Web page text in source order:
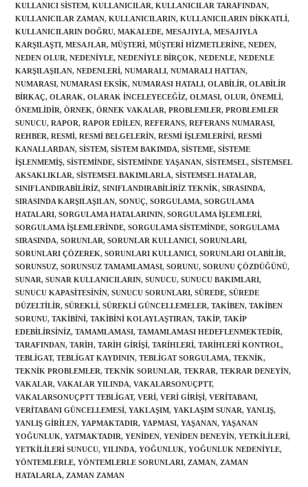
KULLANICI SISTEM, KULLANICILAR, KULLANICILAR TARAFINDAN,
KULLANICILAR ZAMAN, KULLANICILARIN, KULLANICILARIN DIKKATLI,
KULLANICILARIN DOĞRU, MAKALEDE, MESAJIYLA, MESAJIYLA
KARŞILAŞTI, MESAJLAR, MÜŞTERI, MÜŞTERI HIZMETLERINE, NEDEN,
NEDEN OLUR, NEDENIYLE, NEDENIYLE BIRÇOK, NEDENLE, NEDENLE
KARŞILAŞILAN, NEDENLERI, NUMARALI, NUMARALI HATTAN,
NUMARASI, NUMARASI EKSIK, NUMARASI HATALI, OLABILIR, OLABILIR
BIRKAÇ, OLARAK, OLARAK INCELEYECEĞIZ, OLMASI, OLUR, ÖNEMLI,
ÖNEMLIDIR, ÖRNEK, ÖRNEK VAKALAR, PROBLEMLER, PROBLEMLER
SUNUCU, RAPOR, RAPOR EDILEN, REFERANS, REFERANS NUMARASI,
REHBER, RESMI, RESMI BELGELERIN, RESMI IŞLEMLERINI, RESMI
KANALLARDAN, SISTEM, SISTEM BAKIMDA, SISTEME, SISTEME
IŞLENMEMIŞ, SISTEMINDE, SISTEMINDE YAŞANAN, SISTEMSEL, SISTEMSEL
AKSAKLIKLAR, SISTEMSEL BAKIMLARLA, SISTEMSEL HATALAR,
SINIFLANDIRABILIRIZ, SINIFLANDIRABILIRIZ TEKNIK, SIRASINDA,
SIRASINDA KARŞILAŞILAN, SONUÇ, SORGULAMA, SORGULAMA
HATALARI, SORGULAMA HATALARININ, SORGULAMA IŞLEMLERI,
SORGULAMA IŞLEMLERINDE, SORGULAMA SISTEMINDE, SORGULAMA
SIRASINDA, SORUNLAR, SORUNLAR KULLANICI, SORUNLARI,
SORUNLARI ÇÖZEREK, SORUNLARI KULLANICI, SORUNLARI OLABILIR,
SORUNSUZ, SORUNSUZ TAMAMLAMASI, SORUNU, SORUNU ÇÖZDÜĞÜNÜ,
SUNAR, SUNAR KULLANICILARIN, SUNUCU, SUNUCU BAKIMLARI,
SUNUCU KAPASITESININ, SUNUCU SORUNLARI, SÜREDE, SÜREDE
DÜZELTILIR, SÜREKLI, SÜREKLI GÜNCELLEMELER, TAKIBEN, TAKIBEN
SORUNU, TAKIBINI, TAKIBINI KOLAYLAŞTIRAN, TAKIP, TAKIP
EDEBILIRSINIZ, TAMAMLAMASI, TAMAMLAMASI HEDEFLENMEKTEDIR,
TARAFINDAN, TARIH, TARIH GIRIŞI, TARIHLERI, TARIHLERI KONTROL,
TEBLIGAT, TEBLIGAT KAYDININ, TEBLIGAT SORGULAMA, TEKNIK,
TEKNIK PROBLEMLER, TEKNIK SORUNLAR, TEKRAR, TEKRAR DENEYIN,
VAKALAR, VAKALAR YILINDA, VAKALARSONUÇPTT,
VAKALARSONUÇPTT TEBLIGAT, VERI, VERI GIRIŞI, VERITABANI,
VERITABANI GÜNCELLEMESI, YAKLAŞIM, YAKLAŞIM SUNAR, YANLIŞ,
YANLIŞ GIRILEN, YAPMAKTADIR, YAPMASI, YAŞANAN, YAŞANAN
YOĞUNLUK, YATMAKTADIR, YENIDEN, YENIDEN DENEYIN, YETKILILERI,
YETKILILERI SUNUCU, YILINDA, YOĞUNLUK, YOĞUNLUK NEDENIYLE,
YÖNTEMLERLE, YÖNTEMLERLE SORUNLARI, ZAMAN, ZAMAN
HATALARLA, ZAMAN ZAMAN